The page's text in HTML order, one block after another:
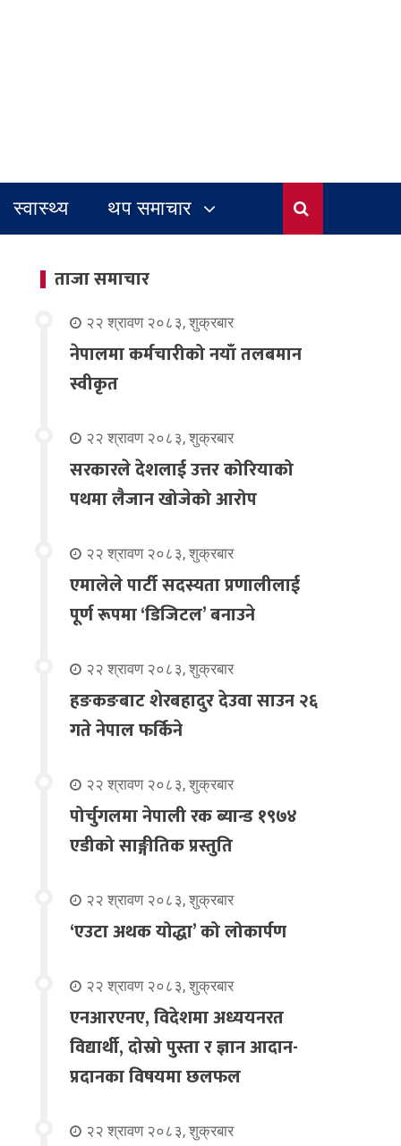
स्वास्थ्य थप समाचार
ताजा समाचार
२२ श्रावण २०८३, शुक्रबार
नेपालमा कर्मचारीको नयाँ तलबमान
स्वीकृत
२२ श्रावण २०८३, शुक्रबार
सरकारले देशलाई उत्तर कोरियाको
पथमा लैजान खोजेको आरोप
२२ श्रावण २०८३, शुक्रबार
एमालेले पार्टी सदस्यता प्रणालीलाई
पूर्ण रूपमा ‘डिजिटल’ बनाउने
२२ श्रावण २०८३, शुक्रबार
हङकङबाट शेरबहादुर देउवा साउन २६
गते नेपाल फर्किने
२२ श्रावण २०८३, शुक्रबार
पोर्चुगलमा नेपाली रक ब्यान्ड १९७४
एडीको साङ्गीतिक प्रस्तुति
२२ श्रावण २०८३, शुक्रबार
‘एउटा अथक योद्धा’ को लोकार्पण
२२ श्रावण २०८३, शुक्रबार
एनआरएनए, विदेशमा अध्ययनरत
विद्यार्थी, दोस्रो पुस्ता र ज्ञान आदान-
प्रदानका विषयमा छलफल
२२ श्रावण २०८३, शुक्रबार